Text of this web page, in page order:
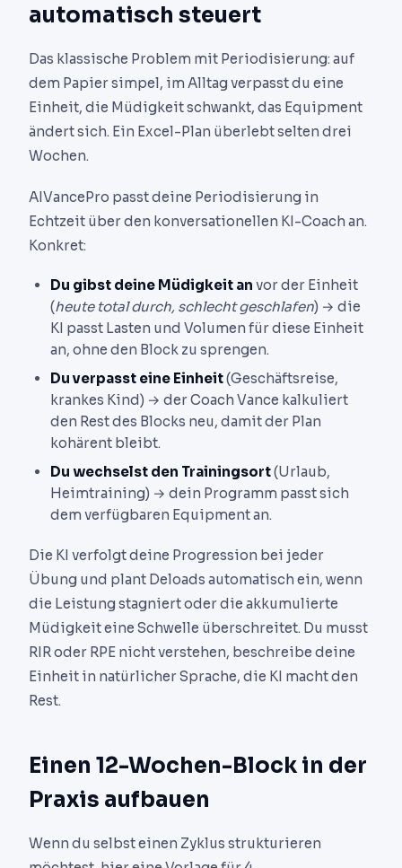
automatisch steuert
Das klassische Problem mit Periodisierung: auf
dem Papier simpel, im Alltag verpasst du eine
Einheit, die Müdigkeit schwankt, das Equipment
ändert sich. Ein Excel-Plan überlebt selten drei
Wochen.
AIVancePro passt deine Periodisierung in
Echtzeit über den konversationellen KI-Coach an.
Konkret:
Du gibst deine Müdigkeit an vor der Einheit
(heute total durch, schlecht geschlafen) → die
KI passt Lasten und Volumen für diese Einheit
an, ohne den Block zu sprengen.
Du verpasst eine Einheit(Geschäftsreise,
krankes Kind) → der Coach Vance kalkuliert
den Rest des Blocks neu, damit der Plan
kohärent bleibt.
Du wechselst den Trainingsort(Urlaub,
Heimtraining) → dein Programm passt sich
dem verfügbaren Equipment an.
Die KI verfolgt deine Progression bei jeder
Übung und plant Deloads automatisch ein, wenn
die Leistung stagniert oder die akkumulierte
Müdigkeit eine Schwelle überschreitet. Du musst
RIR oder RPE nicht verstehen, beschreibe deine
Einheit in natürlicher Sprache, die KI macht den
Rest.
Einen 12-Wochen-Block in der
Praxis aufbauen
Wenn du selbst einen Zyklus strukturieren